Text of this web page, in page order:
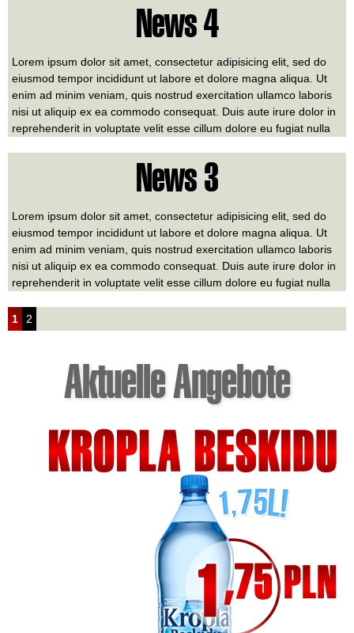
News 4
Lorem ipsum dolor sit amet, consectetur adipisicing elit, sed do
eiusmod tempor incididunt ut labore et dolore magna aliqua. Ut
enim ad minim veniam, quis nostrud exercitation ullamco laboris
nisi ut aliquip ex ea commodo consequat. Duis aute irure dolor in
reprehenderit in voluptate velit esse cillum dolore eu fugiat nulla
culpa qui officia deserunt mollit anim id est laborum
News 3
Lorem ipsum dolor sit amet, consectetur adipisicing elit, sed do
eiusmod tempor incididunt ut labore et dolore magna aliqua. Ut
enim ad minim veniam, quis nostrud exercitation ullamco laboris
nisi ut aliquip ex ea commodo consequat. Duis aute irure dolor in
reprehenderit in voluptate velit esse cillum dolore eu fugiat nulla
culpa qui officia deserunt mollit anim id est laborum
1 2
Aktuelle Angebote